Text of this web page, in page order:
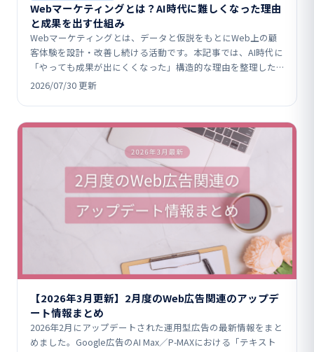
Webマーケティングとは？AI時代に難しくなった理由
と成果を出す仕組み
Webマーケティングとは、データと仮説をもとにWeb上の顧
客体験を設計・改善し続ける活動です。本記事では、AI時代に
「やっても成果が出にくくなった」構造的な理由を整理した
うえで、SEO・広告・SNSなど代表的施策の役割や…
2026/07/30 更新
【2026年3月更新】2月度のWeb広告関連のアップデ
ート情報まとめ
2026年2月にアップデートされた運用型広告の最新情報をまと
めました。Google広告のAI Max／P-MAXにおける「テキスト